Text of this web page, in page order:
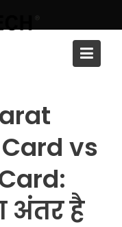
vs
अंतर है